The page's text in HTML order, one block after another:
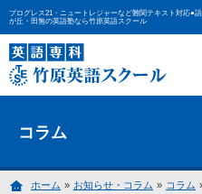
プログレス21・ニュートレジャーなど難関テキスト対応●
が丘・田無の英語塾なら竹原英語スクール
コラム
ホーム » お知らせ・コラム » コラム